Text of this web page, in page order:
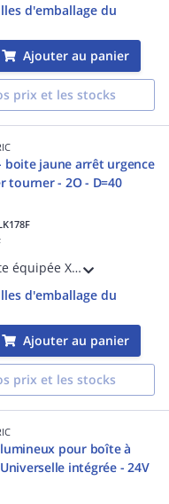
d'emballage du
Ajouter au panier
prix et les stocks
boite jaune arrêt urgence
tourner - 2O - D=40
Harmony - boîte équipée XALK jaune - plastique - 1 bouton-poussoir D=40mm coup de poing rouge - 2O sans marquage - tourner pour déverrouiller - 1 entrée de câble < = 14mm 2 préperçages Pg 13 et ISO M20 < = 12mm - IP66
d'emballage du
Ajouter au panier
prix et les stocks
pour boîte à
intégrée - 24V